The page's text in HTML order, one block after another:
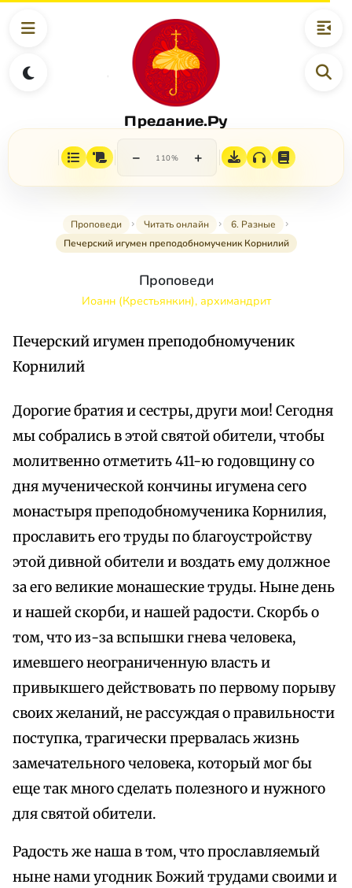
Предание.Ру
− 110% +
Проповеди Читать онлайн
6. Разные
Печерский игумен преподобномученик Корнилий
Проповеди
Иоанн (Крестьянкин), архимандрит
Печерский игумен преподобномученик
Корнилий
Дорогие братия и сестры, други мои! Сегодня
мы собрались в этой святой обители, чтобы
молитвенно отметить 411-ю годовщину со
дня мученической кончины игумена сего
монастыря преподобномученика Корнилия,
прославить его труды по благоустройству
этой дивной обители и воздать ему должное
за его великие монашеские труды. Ныне день
и нашей скорби, и нашей радости. Скорбь о
том, что из-за вспышки гнева человека,
имевшего неограниченную власть и
привыкшего действовать по первому порыву
своих желаний, не рассуждая о правильности
поступка, трагически прервалась жизнь
замечательного человека, который мог бы
еще так много сделать полезного и нужного
для святой обители.
Радость же наша в том, что прославляемый
ныне нами угодник Божий трудами своими и